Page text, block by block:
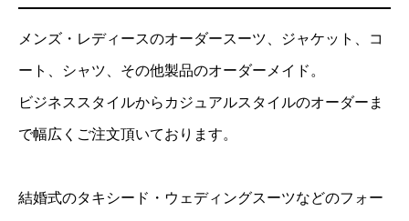
メンズ・レディースのオーダースーツ、ジャケット、コ
ート、シャツ、その他製品のオーダーメイド。
ビジネススタイルからカジュアルスタイルのオーダーま
で幅広くご注文頂いております。
結婚式のタキシード・ウェディングスーツなどのフォー